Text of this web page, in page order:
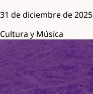
31 de diciembre de 2025
Cultura y Música